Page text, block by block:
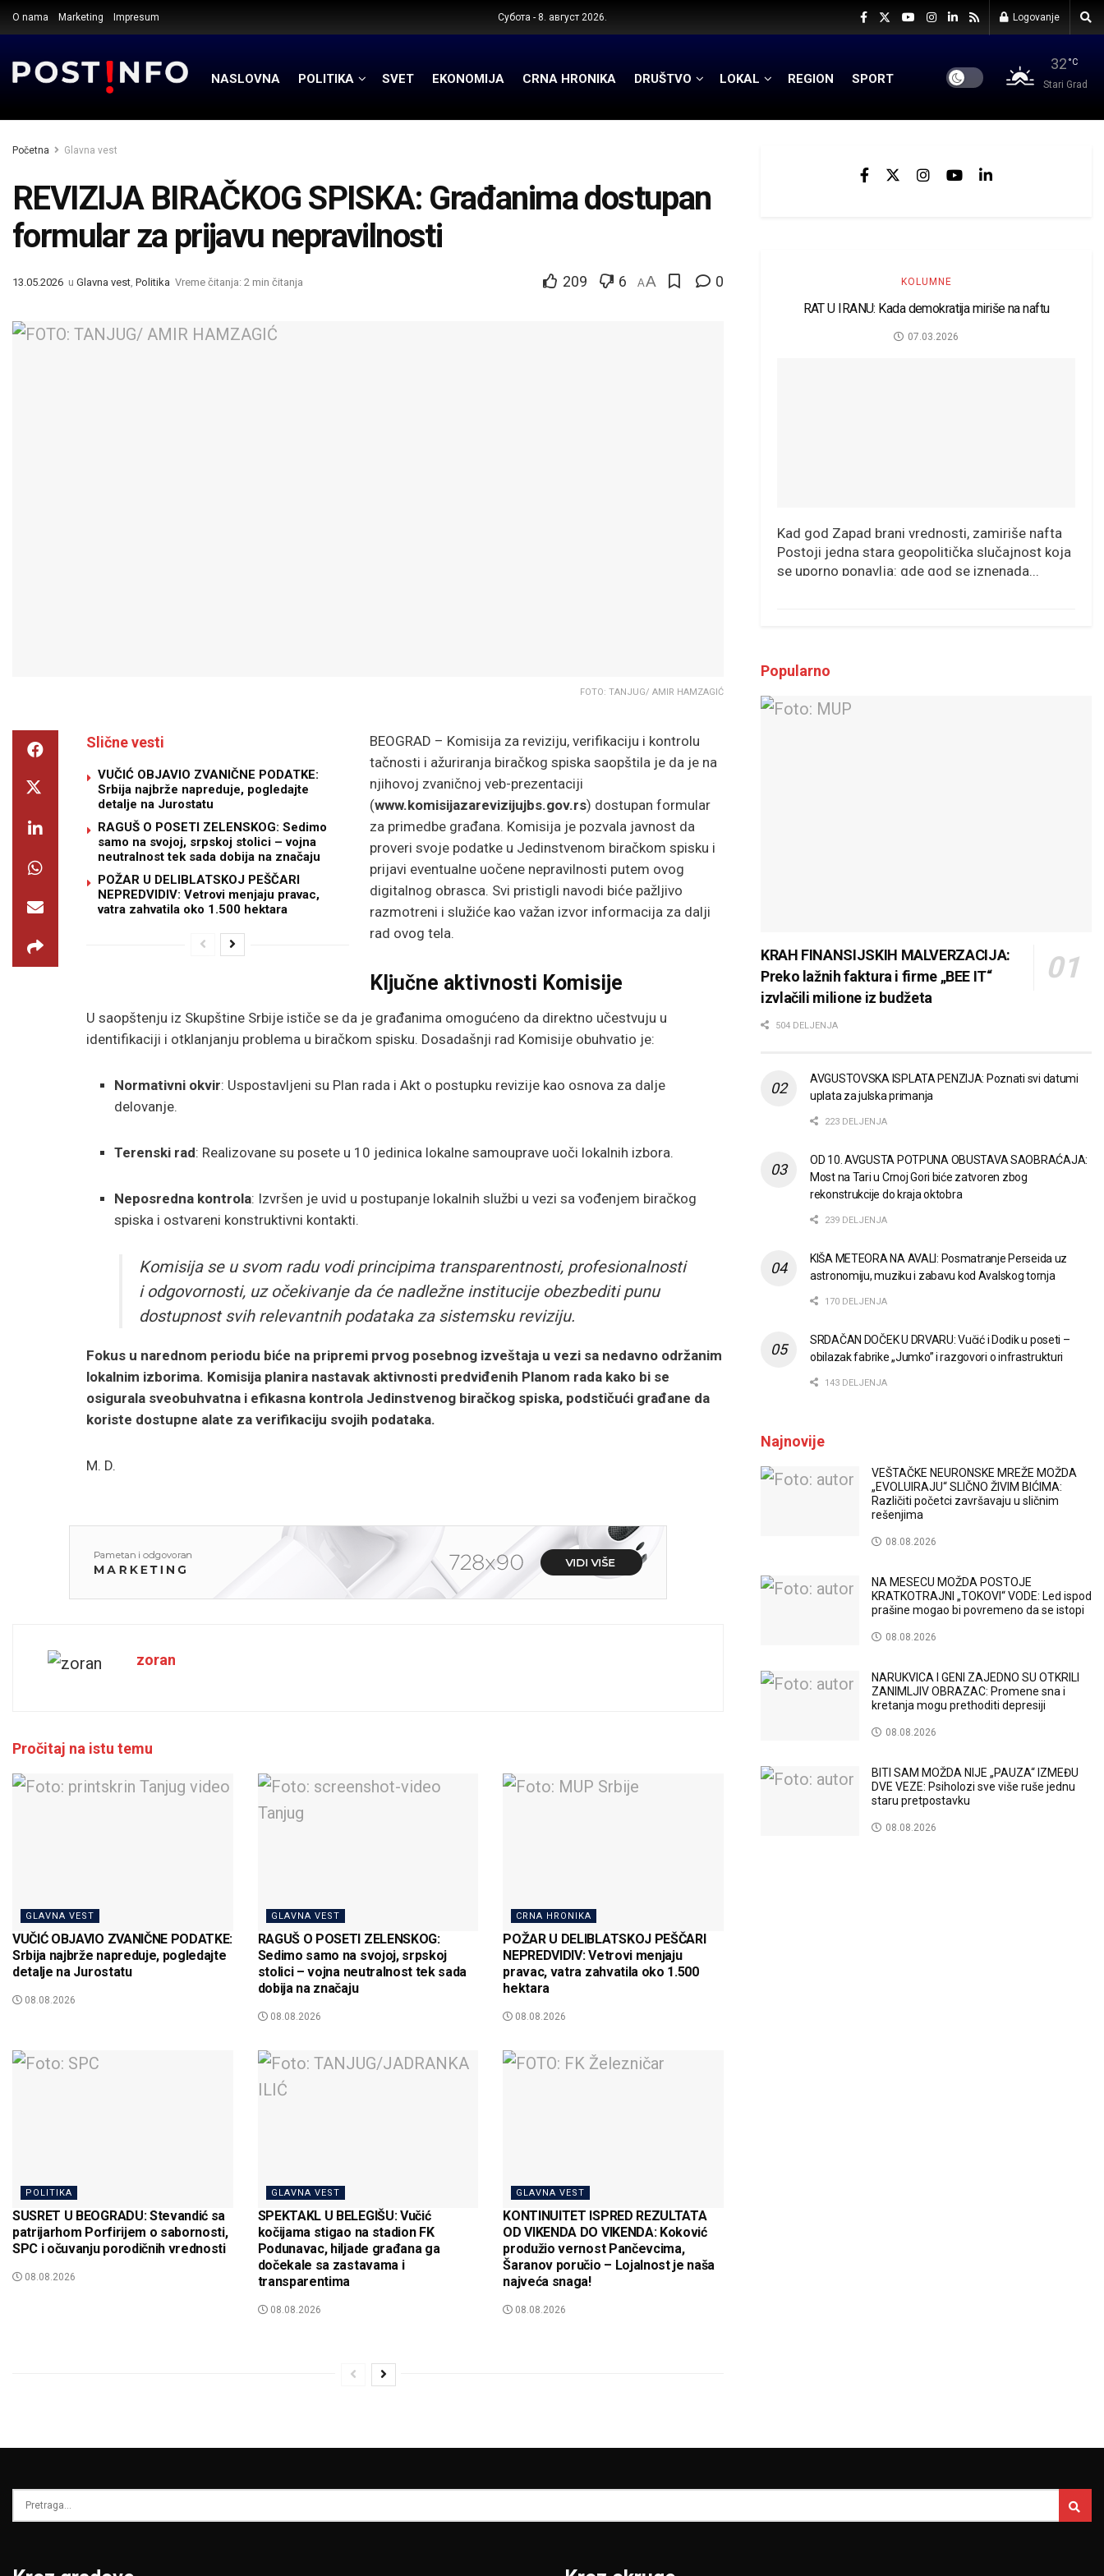
O nama Marketing Impresum Субота - 8. август 2026. Logovanje
NASLOVNA POLITIKA SVET EKONOMIJA CRNA HRONIKA DRUŠTVO LOKAL REGION SPORT
32 °C
Stari Grad
Početna Glavna vest
REVIZIJA BIRAČKOG SPISKA: Građanima dostupan
formular za prijavu nepravilnosti
13.05.2026 u Glavna vest, Politika Vreme čitanja: 2 min čitanja 209 6 AA 0
FOTO: TANJUG/ AMIR HAMZAGIĆ
Slične vesti
VUČIĆ OBJAVIO ZVANIČNE PODATKE:
Srbija najbrže napreduje, pogledajte
detalje na Jurostatu
RAGUŠ O POSETI ZELENSKOG: Sedimo
samo na svojoj, srpskoj stolici – vojna
neutralnost tek sada dobija na značaju
POŽAR U DELIBLATSKOJ PEŠČARI
NEPREDVIDIV: Vetrovi menjaju pravac,
vatra zahvatila oko 1.500 hektara
BEOGRAD – Komisija za reviziju, verifikaciju i kontrolu
tačnosti i ažuriranja biračkog spiska saopštila je da je na
njihovoj zvaničnoj veb-prezentaciji
(www.komisijazarevizijujbs.gov.rs) dostupan formular
za primedbe građana. Komisija je pozvala javnost da
proveri svoje podatke u Jedinstvenom biračkom spisku i
prijavi eventualne uočene nepravilnosti putem ovog
digitalnog obrasca. Svi pristigli navodi biće pažljivo
razmotreni i služiće kao važan izvor informacija za dalji
rad ovog tela.
Ključne aktivnosti Komisije
U saopštenju iz Skupštine Srbije ističe se da je građanima omogućeno da direktno učestvuju u
identifikaciji i otklanjanju problema u biračkom spisku. Dosadašnji rad Komisije obuhvatio je:
Normativni okvir: Uspostavljeni su Plan rada i Akt o postupku revizije kao osnova za dalje
delovanje.
Terenski rad: Realizovane su posete u 10 jedinica lokalne samouprave uoči lokalnih izbora.
Neposredna kontrola: Izvršen je uvid u postupanje lokalnih službi u vezi sa vođenjem biračkog
spiska i ostvareni konstruktivni kontakti.
Komisija se u svom radu vodi principima transparentnosti, profesionalnosti
i odgovornosti, uz očekivanje da će nadležne institucije obezbediti punu
dostupnost svih relevantnih podataka za sistemsku reviziju.
Fokus u narednom periodu biće na pripremi prvog posebnog izveštaja u vezi sa nedavno održanim
lokalnim izborima. Komisija planira nastavak aktivnosti predviđenih Planom rada kako bi se
osigurala sveobuhvatna i efikasna kontrola Jedinstvenog biračkog spiska, podstičući građane da
koriste dostupne alate za verifikaciju svojih podataka.
M. D.
zoran
Pročitaj na istu temu
GLAVNA VEST
VUČIĆ OBJAVIO ZVANIČNE PODATKE:
Srbija najbrže napreduje, pogledajte
detalje na Jurostatu
08.08.2026
GLAVNA VEST
RAGUŠ O POSETI ZELENSKOG:
Sedimo samo na svojoj, srpskoj
stolici – vojna neutralnost tek sada
dobija na značaju
08.08.2026
CRNA HRONIKA
POŽAR U DELIBLATSKOJ PEŠČARI
NEPREDVIDIV: Vetrovi menjaju
pravac, vatra zahvatila oko 1.500
hektara
08.08.2026
POLITIKA
SUSRET U BEOGRADU: Stevandić sa
patrijarhom Porfirijem o sabornosti,
SPC i očuvanju porodičnih vrednosti
08.08.2026
GLAVNA VEST
SPEKTAKL U BELEGIŠU: Vučić
kočijama stigao na stadion FK
Podunavac, hiljade građana ga
dočekale sa zastavama i
transparentima
08.08.2026
GLAVNA VEST
KONTINUITET ISPRED REZULTATA
OD VIKENDA DO VIKENDA: Koković
produžio vernost Pančevcima,
Šaranov poručio – Lojalnost je naša
najveća snaga!
08.08.2026
KOLUMNE
RAT U IRANU: Kada demokratija miriše na naftu
07.03.2026
Kad god Zapad brani vrednosti, zamiriše nafta
Postoji jedna stara geopolitička slučajnost koja
se uporno ponavlja: gde god se iznenada...
Popularno
KRAH FINANSIJSKIH MALVERZACIJA:
Preko lažnih faktura i firme „BEE IT“
izvlačili milione iz budžeta
504 DELJENJA
AVGUSTOVSKA ISPLATA PENZIJA: Poznati svi datumi
uplata za julska primanja
223 DELJENJA
OD 10. AVGUSTA POTPUNA OBUSTAVA SAOBRAĆAJA:
Most na Tari u Crnoj Gori biće zatvoren zbog
rekonstrukcije do kraja oktobra
239 DELJENJA
KIŠA METEORA NA AVALI: Posmatranje Perseida uz
astronomiju, muziku i zabavu kod Avalskog tornja
170 DELJENJA
SRDAČAN DOČEK U DRVARU: Vučić i Dodik u poseti –
obilazak fabrike „Jumko” i razgovori o infrastrukturi
143 DELJENJA
Najnovije
VEŠTAČKE NEURONSKE MREŽE MOŽDA
„EVOLUIRAJU“ SLIČNO ŽIVIM BIĆIMA:
Različiti početci završavaju u sličnim
rešenjima
08.08.2026
NA MESECU MOŽDA POSTOJE
KRATKOTRAJNI „TOKOVI“ VODE: Led ispod
prašine mogao bi povremeno da se istopi
08.08.2026
NARUKVICA I GENI ZAJEDNO SU OTKRILI
ZANIMLJIV OBRAZAC: Promene sna i
kretanja mogu prethoditi depresiji
08.08.2026
BITI SAM MOŽDA NIJE „PAUZA“ IZMEĐU
DVE VEZE: Psiholozi sve više ruše jednu
staru pretpostavku
08.08.2026